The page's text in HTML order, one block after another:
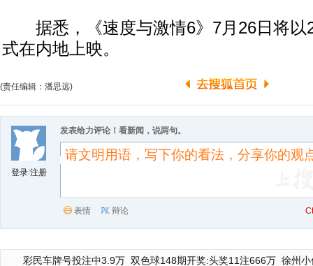
据悉，《速度与激情6》7月26日将以
式在内地上映。
(责任编辑：潘思远)
登录/注册
发表给力评论！看新闻，说两句。
表情 辩论
彩民车牌号投注中3.9万 双色球148期开奖:头奖11注666万 徐州